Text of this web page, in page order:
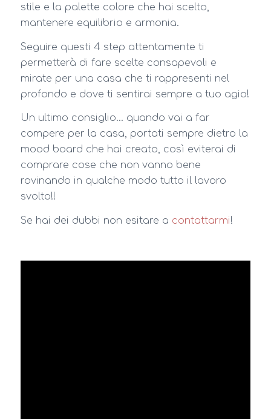
stile e la palette colore che hai scelto,
mantenere equilibrio e armonia.
Seguire questi 4 step attentamente ti
permetterà di fare scelte consapevoli e
mirate per una casa che ti rappresenti nel
profondo e dove ti sentirai sempre a tuo agio!
Un ultimo consiglio… quando vai a far
compere per la casa, portati sempre dietro la
mood board che hai creato, così eviterai di
comprare cose che non vanno bene
rovinando in qualche modo tutto il lavoro
svolto!!
Se hai dei dubbi non esitare a contattarmi!